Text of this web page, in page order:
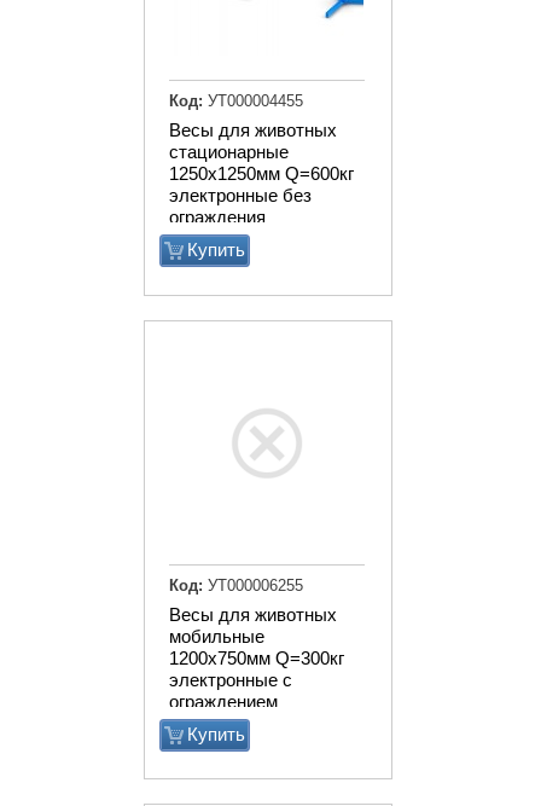
Весы для животных
стационарные
1250х1250мм Q=600кг
электронные без
ограждения
Купить
Код: УТ000004455
Весы для животных
мобильные
1200х750мм Q=300кг
электронные с
ограждением
Купить
Код: УТ000006255